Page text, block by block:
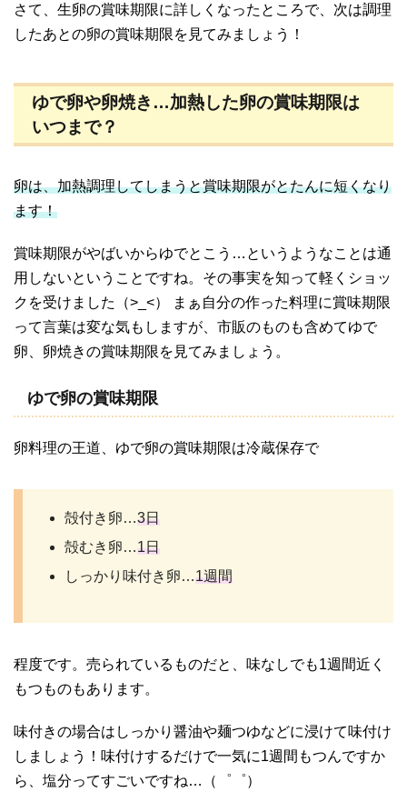
さて、生卵の賞味期限に詳しくなったところで、次は調理
したあとの卵の賞味期限を見てみましょう！
ゆで卵や卵焼き…加熱した卵の賞味期限は
いつまで？
卵は、加熱調理してしまうと賞味期限がとたんに短くなり
ます！
賞味期限がやばいからゆでとこう…というようなことは通
用しないということですね。その事実を知って軽くショッ
クを受けました（>_<） まぁ自分の作った料理に賞味期限
って言葉は変な気もしますが、市販のものも含めてゆで
卵、卵焼きの賞味期限を見てみましょう。
ゆで卵の賞味期限
卵料理の王道、ゆで卵の賞味期限は冷蔵保存で
殻付き卵…3日
殻むき卵…1日
しっかり味付き卵…1週間
程度です。売られているものだと、味なしでも1週間近く
もつものもあります。
味付きの場合はしっかり醤油や麺つゆなどに浸けて味付け
しましょう！味付けするだけで一気に1週間もつんですか
ら、塩分ってすごいですね…（゜゜）